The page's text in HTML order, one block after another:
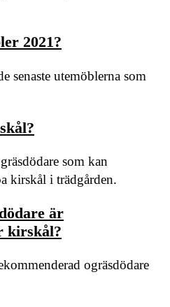
2021?
senaste utemöblerna som
som kan
kirskål i trädgården.
är
kirskål?
ogräsdödare